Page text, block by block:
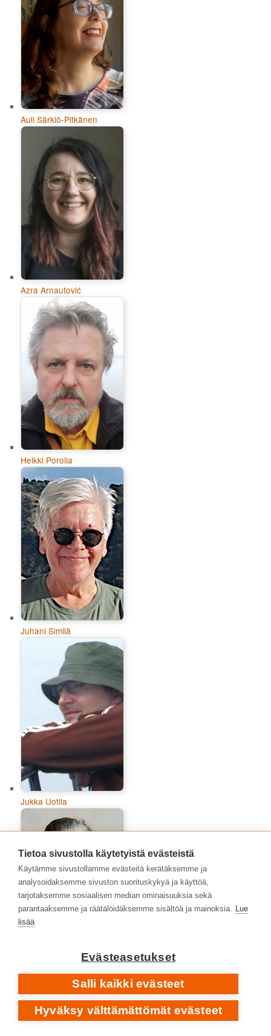
Auli Särkiö-Pitkänen
Azra Arnautović
Heikki Poroila
Juhani Similä
Jukka Uotila
Lisen Ede
Tietoa sivustolla käytetyistä evästeistä
Käytämme sivustollamme evästeitä kerätäksemme ja
analysoidaksemme sivuston suorituskykyä ja käyttöä,
tarjotaksemme sosiaalisen median ominaisuuksia sekä
parantaaksemme ja räätälöidäksemme sisältöä ja mainoksia. Lue
lisää
Evästeasetukset
Salli kaikki evästeet
Hyväksy välttämättömät evästeet